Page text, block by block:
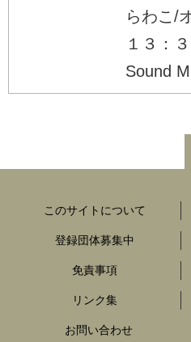
らわこ/
１３：
Sound
このサイトについて
登録団体募集中
免責事項
リンク集
お問い合わせ